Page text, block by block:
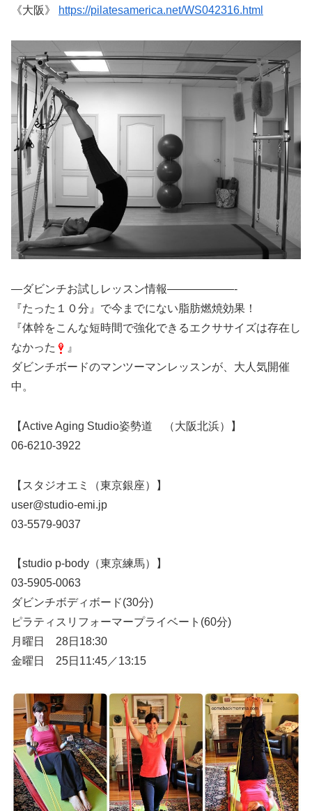
《大阪》
https://pilatesamerica.net/WS042316.html
—ダビンチお試しレッスン情報——————-
『たった１０分』で今までにない脂肪燃焼効果！
『体幹をこんな短時間で強化できるエクササイズは存在し
なかった
』
ダビンチボードのマンツーマンレッスンが、大人気開催
中。
【Active Aging Studio姿勢道 （大阪北浜）】
06-6210-3922
【スタジオエミ（東京銀座）】
user@studio-emi.jp
03-5579-9037
【studio p-body（東京練馬）】
03-5905-0063
ダビンチボディボード(30分)
ピラティスリフォーマープライベート(60分)
月曜日 28日18:30
金曜日 25日11:45／13:15